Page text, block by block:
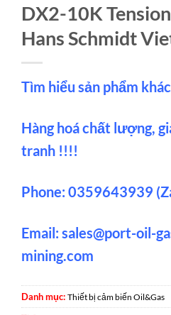
DX2-10K
Hans Schmidt
Tìm hiểu sản phẩm khác
Hàng hoá chất lượng,
tranh !!!!
Phone: 0359643939
Email: sales@port-oil-
mining.com
Danh mục: Thiết bị cảm biến Oil&Gas